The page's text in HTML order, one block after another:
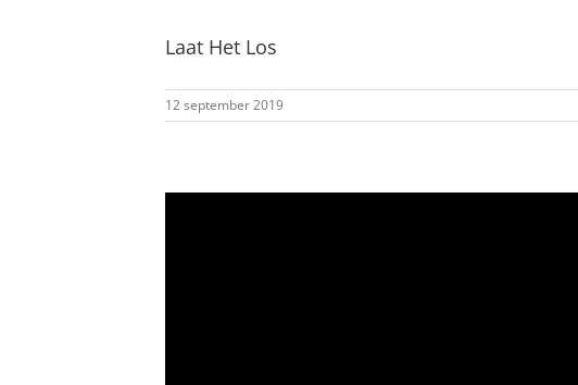
Laat Het Los
12 september 2019